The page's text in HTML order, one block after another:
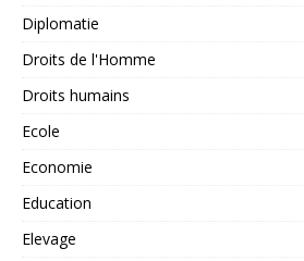
Diplomatie
Droits de l'Homme
Droits humains
Ecole
Economie
Education
Elevage